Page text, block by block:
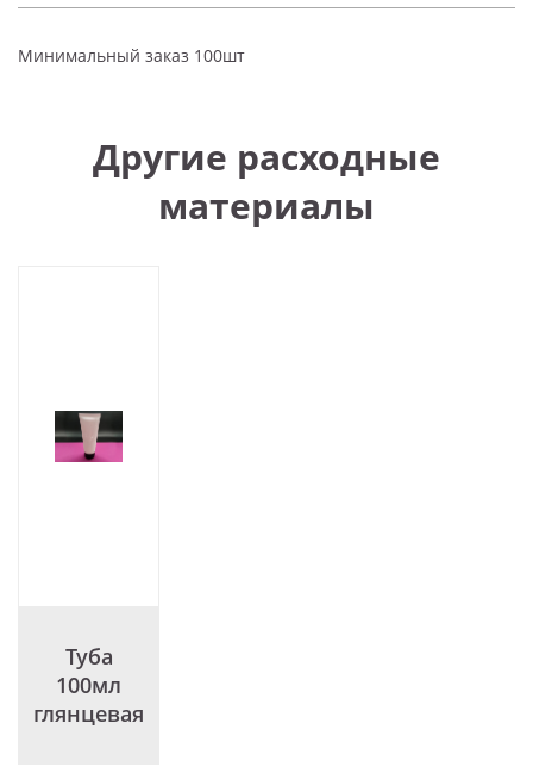
Минимальный заказ 100шт
Другие расходные
материалы
Туба
100мл
глянцевая